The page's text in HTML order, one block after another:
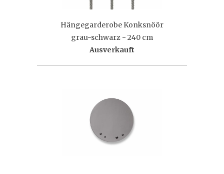
Hängegarderobe Konksnöör
grau-schwarz - 240 cm
Ausverkauft